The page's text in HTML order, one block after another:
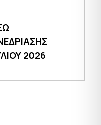
2026